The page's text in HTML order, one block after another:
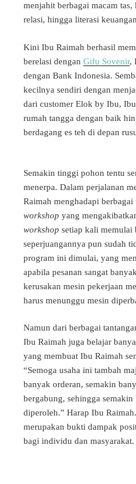
menjahit berbagai macam
relasi, hingga literasi
Kini Ibu Raimah berhasil
berelasi dengan Gifu Sovenir,
dengan Bank Indonesia.
kecilnya sendiri dengan
dari customer Elok by Ibu,
rumah tangga dengan baik
berdagang es teh di depan
Semakin tinggi pohon tentu
menerpa. Dalam perjalanan
Raimah menghadapi
workshop yang
workshop setiap kali memulai
seperjuangannya pun sudah
program ini dimulai, yang
apabila pesanan sangat
kerusakan mesin pekerjaan
harus menunggu mesin
Namun dari berbagai
Ibu Raimah juga belajar
yang membuat Ibu Raimah
“Semoga usaha ini tambah
banyak orderan, semakin
bergabung, sehingga
diperoleh.” Harap Ibu
merupakan bukti dampak
bagi individu dan masyarakat.